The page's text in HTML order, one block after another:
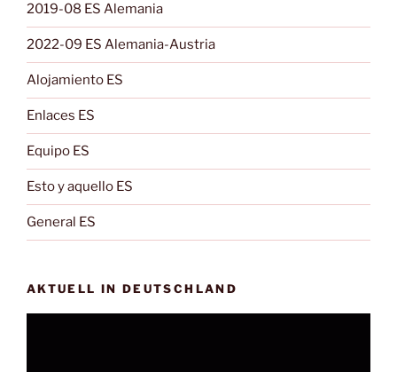
2019-08 ES Alemania
2022-09 ES Alemania-Austria
Alojamiento ES
Enlaces ES
Equipo ES
Esto y aquello ES
General ES
AKTUELL IN DEUTSCHLAND